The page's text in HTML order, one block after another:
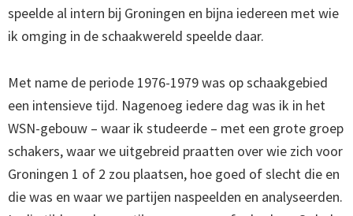
speelde al intern bij Groningen en bijna iedereen met wie
ik omging in de schaakwereld speelde daar.
Met name de periode 1976-1979 was op schaakgebied
een intensieve tijd. Nagenoeg iedere dag was ik in het
WSN-gebouw – waar ik studeerde – met een grote groep
schakers, waar we uitgebreid praatten over wie zich voor
Groningen 1 of 2 zou plaatsen, hoe goed of slecht die en
die was en waar we partijen naspeelden en analyseerden.